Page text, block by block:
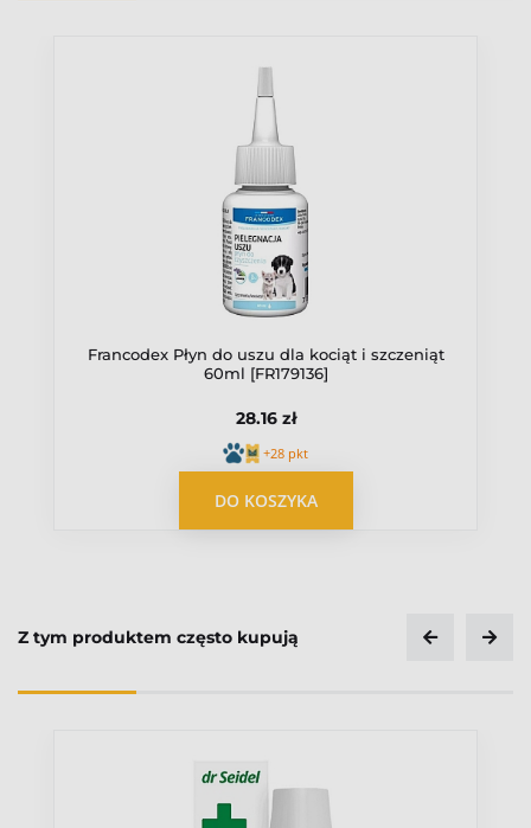
OPUBLIKUJ OPINIĘ
Francodex Płyn do uszu dla kociąt i szczeniąt
60ml [FR179136]
28.16 zł
+28 pkt
DO KOSZYKA
Z tym produktem często kupują